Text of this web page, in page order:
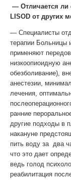
— Отличается ли
LISOD от других
— Специалисты
терапии Больницы
применяют
низкоопиоидную
обезболивание),
анестезии,
лечения,
ранние
другие подходы в
накануне
пить воду за два
что это дает
ведь голод
реабилитация